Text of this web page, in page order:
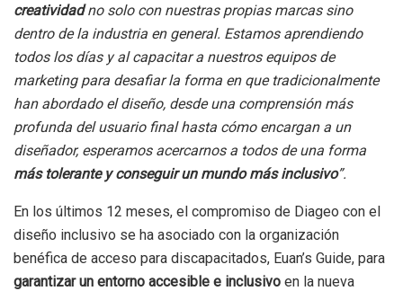
creatividadno solo con nuestras propias marcas sino
dentro de la industria en general. Estamos aprendiendo
todos los días y al capacitar a nuestros equipos de
marketing para desafiar la forma en que tradicionalmente
han abordado el diseño, desde una comprensión más
profunda del usuario final hasta cómo encargan a un
diseñador, esperamos acercarnos a todos de una forma
más tolerante y conseguir un mundo más inclusivo”.
En los últimos 12 meses, el compromiso de Diageo con el
diseño inclusivo se ha asociado con la organización
benéfica de acceso para discapacitados, Euan’s Guide, para
garantizar un entorno accesible e inclusivo en la nueva